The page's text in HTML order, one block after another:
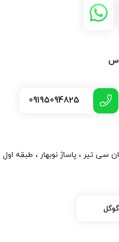
09195094825
سی تیر ، پاساژ نوبهار ، طبقه اول